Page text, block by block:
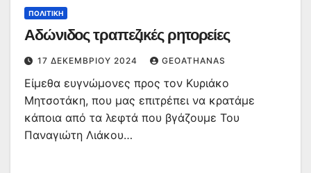
ΠΟΛΙΤΙΚΉ
Αδώνιδος τραπεζικές ρητορείες
17 ΔΕΚΕΜΒΡΊΟΥ 2024 GEOATHANAS
Είμεθα ευγνώμονες προς τον Κυριάκο
Μητσοτάκη, που μας επιτρέπει να κρατάμε
κάποια από τα λεφτά που βγάζουμε Του
Παναγιώτη Λιάκου…